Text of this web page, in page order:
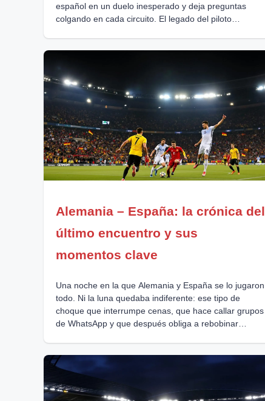
español en un duelo inesperado y deja preguntas
colgando en cada circuito. El legado del piloto
Alemania – España: la crónica del
último encuentro y sus
momentos clave
Una noche en la que Alemania y España se lo jugaron
todo. Ni la luna quedaba indiferente: ese tipo de
choque que interrumpe cenas, que hace callar grupos
de WhatsApp y que después obliga a rebobinar
en ese césped